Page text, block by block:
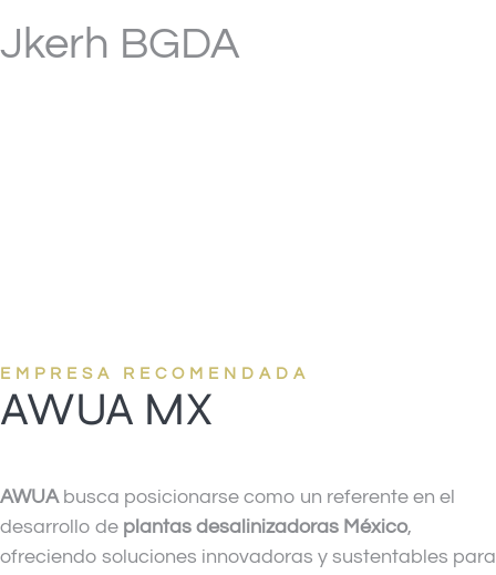
Jkerh BGDA
EMPRESA RECOMENDADA
AWUA MX
AWUAbusca posicionarse como un referente en el
desarrollo de plantas desalinizadoras México,
ofreciendo soluciones innovadoras y sustentables para